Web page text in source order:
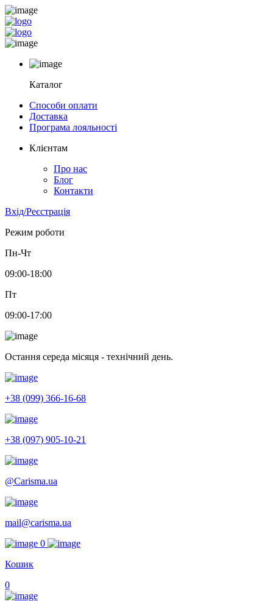
Каталог
Способи оплати
Доставка
Програма лояльності
Клієнтам
Про нас
Блог
Контакти
Вхід/Реєстрація
Режим роботи
Пн-Чт
09:00-18:00
Пт
09:00-17:00
Остання середа місяця - технічний день.
+38 (099) 366-16-68
+38 (097) 905-10-21
@Carisma.ua
mail@carisma.ua
0
Кошик
0